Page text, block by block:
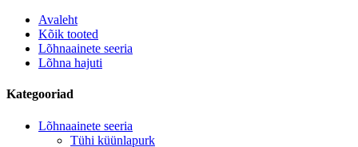
Avaleht
Kõik tooted
Lõhnaainete seeria
Lõhna hajuti
Kategooriad
Lõhnaainete seeria
Tühi küünlapurk